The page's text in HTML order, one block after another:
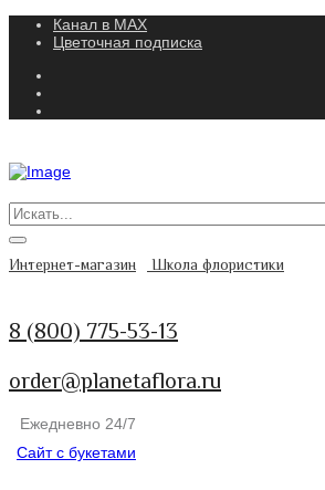
Канал в MAX
Цветочная подписка
Интернет-магазин Школа флористики
8 (800) 775-53-13
order@planetaflora.ru
Ежедневно 24/7
Сайт с букетами